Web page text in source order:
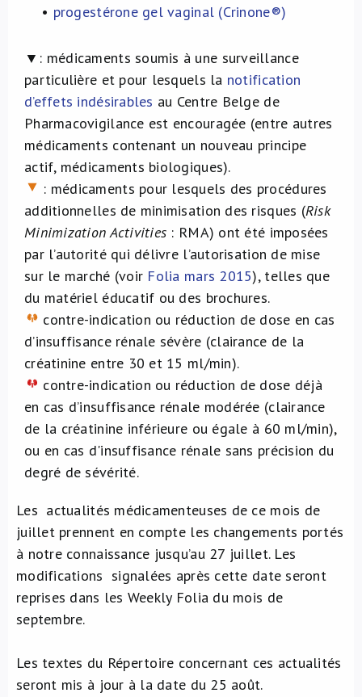
• progestérone gel vaginal (Crinone®)
▼: médicaments soumis à une surveillance
particulière et pour lesquels la notification
d’effets indésirables au Centre Belge de
Pharmacovigilance est encouragée (entre autres
médicaments contenant un nouveau principe
actif, médicaments biologiques).
: médicaments pour lesquels des procédures
additionnelles de minimisation des risques (Risk
Minimization Activities : RMA) ont été imposées
par l’autorité qui délivre l’autorisation de mise
sur le marché (voir Folia mars 2015), telles que
du matériel éducatif ou des brochures.
contre-indication ou réduction de dose en cas
d’insuffisance rénale sévère (clairance de la
créatinine entre 30 et 15 ml/min).
contre-indication ou réduction de dose déjà
en cas d’insuffisance rénale modérée (clairance
de la créatinine inférieure ou égale à 60 ml/min),
ou en cas d'insuffisance rénale sans précision du
degré de sévérité.
Les actualités médicamenteuses de ce mois de
juillet prennent en compte les changements portés
à notre connaissance jusqu’au 27 juillet. Les
modifications signalées après cette date seront
reprises dans les Weekly Folia du mois de
septembre.
Les textes du Répertoire concernant ces actualités
seront mis à jour à la date du 25 août.